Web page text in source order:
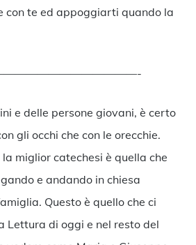
con te ed appoggiarti quando la
e delle persone giovani, è certo
gli occhi che con le orecchie.
miglior catechesi è quella che
e andando in chiesa
Questo è quello che ci
Lettura di oggi e nel resto del